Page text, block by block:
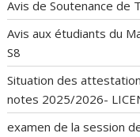
Avis de Soutenance de
Avis aux étudiants du
S8
Situation des
notes 2025/2026-
examen de la session